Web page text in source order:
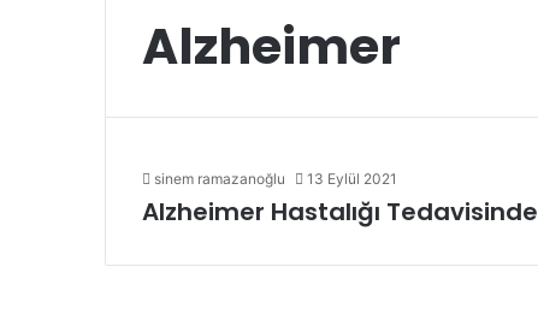
Alzheimer
sinem ramazanoğlu 13 Eylül 2021
Alzheimer Hastalığı